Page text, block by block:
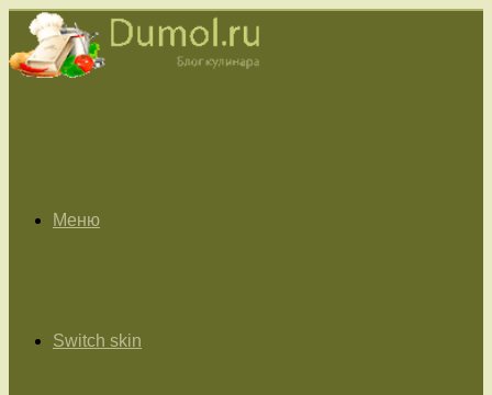
Меню
Switch skin